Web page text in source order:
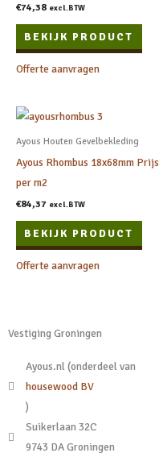
€74,38 excl.BTW
BEKIJK PRODUCT
Offerte aanvragen
Ayous Houten Gevelbekleding
Ayous Rhombus 18x68mm Prijs
per m2
€84,37 excl.BTW
BEKIJK PRODUCT
Offerte aanvragen
Vestiging Groningen
Ayous.nl (onderdeel van
housewood BV
)
Suikerlaan 32C
9743 DA Groningen